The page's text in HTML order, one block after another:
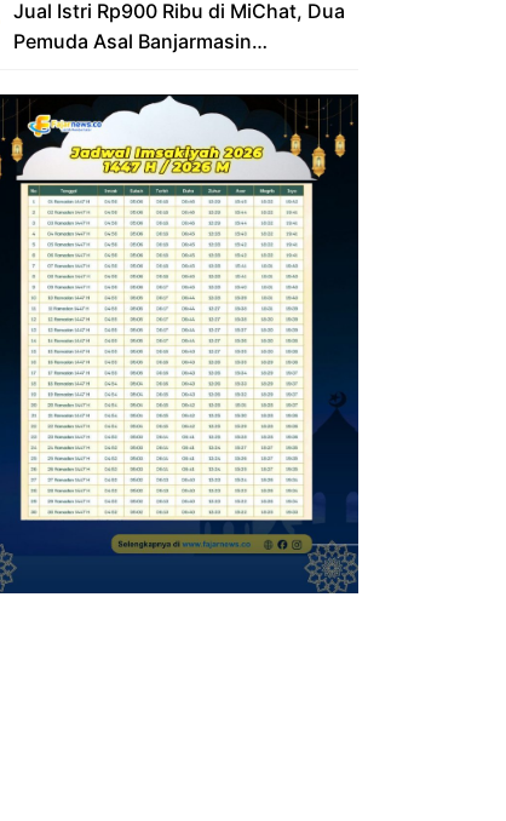
Jual Istri Rp900 Ribu di MiChat, Dua
Pemuda Asal Banjarmasin